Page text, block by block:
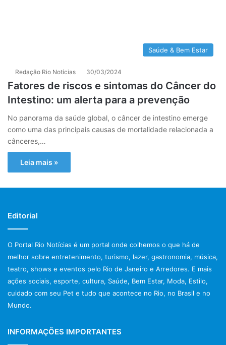
Saúde & Bem Estar
Redação Rio Notícias 30/03/2024
Fatores de riscos e sintomas do Câncer do
Intestino: um alerta para a prevenção
No panorama da saúde global, o câncer de intestino emerge
como uma das principais causas de mortalidade relacionada a
cânceres,…
Leia mais »
Editorial
O Portal Rio Notícias é um portal onde colhemos o que há de
melhor sobre entretenimento, turismo, lazer, gastronomia, música,
teatro, shows e eventos pelo Rio de Janeiro e Arredores. E mais
ações sociais, esporte, cultura, Saúde, Bem Estar, Moda, Estilo,
cuidado com seu Pet e tudo que acontece no Rio, no Brasil e no
Mundo.
INFORMAÇÕES IMPORTANTES